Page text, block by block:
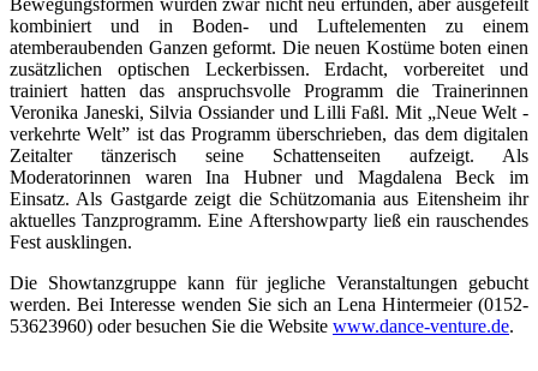
Bewegungsformen wurden zwar nicht neu erfunden, aber ausgefeilt
kombiniert und in Boden- und Luftelementen zu einem
atemberaubenden Ganzen geformt. Die neuen Kostüme boten einen
zusätzlichen optischen Leckerbissen. Erdacht, vorbereitet und
trainiert hatten das anspruchsvolle Programm die Trainerinnen
Veronika Janeski, Silvia Ossiander und Lilli Faßl. Mit „Neue Welt -
verkehrte Welt” ist das Programm überschrieben, das dem digitalen
Zeitalter tänzerisch seine Schattenseiten aufzeigt. Als
Moderatorinnen waren Ina Hubner und Magdalena Beck im
Einsatz. Als Gastgarde zeigt die Schützomania aus Eitensheim ihr
aktuelles Tanzprogramm. Eine Aftershowparty ließ ein rauschendes
Fest ausklingen.
Die Showtanzgruppe kann für jegliche Veranstaltungen gebucht
werden. Bei Interesse wenden Sie sich an Lena Hintermeier (0152-
53623960) oder besuchen Sie die Website www.dance-venture.de.